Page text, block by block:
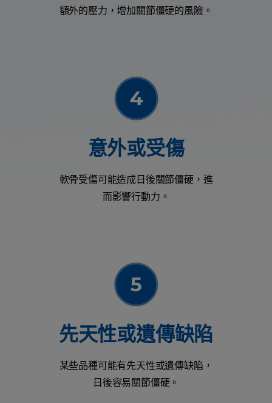
額外的壓力，增加關節僵硬的風險。
意外或受傷
軟骨受傷可能造成日後關節僵硬，進
而影響行動力。
先天性或遺傳缺陷
某些品種可能有先天性或遺傳缺陷，
日後容易關節僵硬。